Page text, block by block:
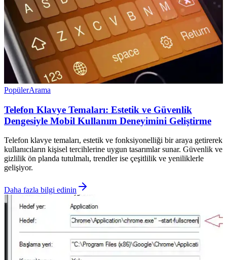
PopülerArama
Telefon Klavye Temaları: Estetik ve Güvenlik
Dengesiyle Mobil Kullanım Deneyimini Geliştirme
Telefon klavye temaları, estetik ve fonksiyonelliği bir araya getirerek
kullanıcıların kişisel tercihlerine uygun tasarımlar sunar. Güvenlik ve
gizlilik ön planda tutulmalı, trendler ise çeşitlilik ve yeniliklerle
gelişiyor.
Daha fazla bilgi edinin